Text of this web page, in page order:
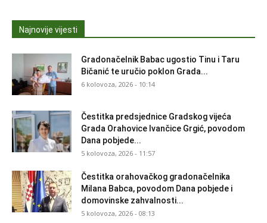
Najnovije vijesti
Gradonačelnik Babac ugostio Tinu i Taru
Bičanić te uručio poklon Grada...
6 kolovoza, 2026 - 10:14
Čestitka predsjednice Gradskog vijeća
Grada Orahovice Ivančice Grgić, povodom
Dana pobjede...
5 kolovoza, 2026 - 11:57
Čestitka orahovačkog gradonačelnika
Milana Babca, povodom Dana pobjede i
domovinske zahvalnosti...
5 kolovoza, 2026 - 08:13